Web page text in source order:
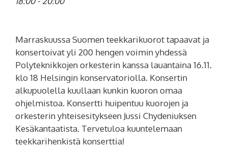
Marraskuussa Suomen teekkarikuorot tapaavat ja
konsertoivat yli 200 hengen voimin yhdessä
Polyteknikkojen orkesterin kanssa lauantaina 16.11.
klo 18 Helsingin konservatoriolla. Konsertin
alkupuolella kuullaan kunkin kuoron omaa
ohjelmistoa. Konsertti huipentuu kuorojen ja
orkesterin yhteisesitykseen Jussi Chydeniuksen
Kesäkantaatista. Tervetuloa kuuntelemaan
teekkarihenkistä konserttia!